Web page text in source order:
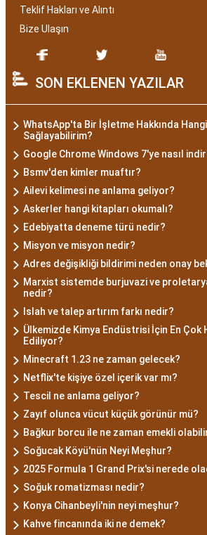
Teklif Hakları ve Alıntı
Bize Ulaşın
SON EKLENEN YAZILAR
WhatsApp'ta Bir İşletme Hakkında
Sağlayabilirim?
Google Chrome Windows 7'ye nasıl
Bsmv'den kimler muaftır?
Ailevi kelimesi ne anlama geliyor?
Askerler hangi kitapları okumalı?
Edebiyatta deneme türü nedir?
Misyon ve misyon nedir?
Adres değişikliği bildirimi neden onay
Marxist sistemde burjuvazi ve
nedir?
Islah ve talep artırım farkı nedir?
Ülkemizde Kimya Endüstrisi İçin En Çok
Ediliyor?
Minecraft 1.23 ne zaman gelecek?
Netflix'te kişiye özel içerik var mı?
Tescil ne anlama geliyor?
Zayıf olunca vücut küçük görünür mü?
Bağkur borcu ile ne zaman emekli
Soğucak Köyü'nün Neyi Meşhur?
2025 Formula 1 Grand Prix'si nerede
Soğuk romatizması nedir?
Konya Cihanbeyli'nin neyi meşhur?
Kahve fincanında iki ne demek?